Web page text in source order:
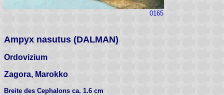
0165
Ampyx nasutus (DALMAN)
Ordovizium
Zagora, Marokko
Breite des Cephalons ca. 1.6 cm